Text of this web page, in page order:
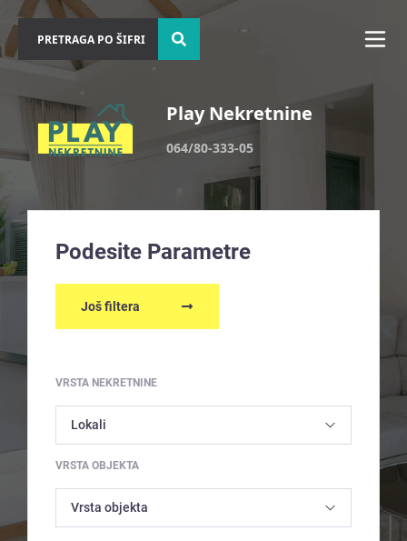
Play Nekretnine
064/80-333-05
Podesite Parametre
Još filtera
VRSTA NEKRETNINE
VRSTA OBJEKTA